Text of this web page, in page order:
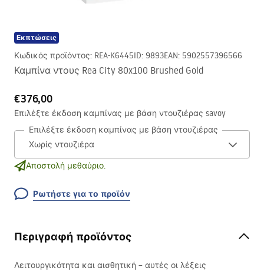
Εκπτώσεις
Κωδικός προϊόντος: REA-K6445ID: 9893EAN: 5902557396566
Καμπίνα ντους Rea City 80x100 Brushed Gold
€376,00
Επιλέξτε έκδοση καμπίνας με βάση ντουζιέρας savoy
Επιλέξτε έκδοση καμπίνας με βάση ντουζιέρας savoy
Αποστολή μεθαύριο.
Ρωτήστε για το προϊόν
Περιγραφή προϊόντος
Λειτουργικότητα και αισθητική – αυτές οι λέξεις